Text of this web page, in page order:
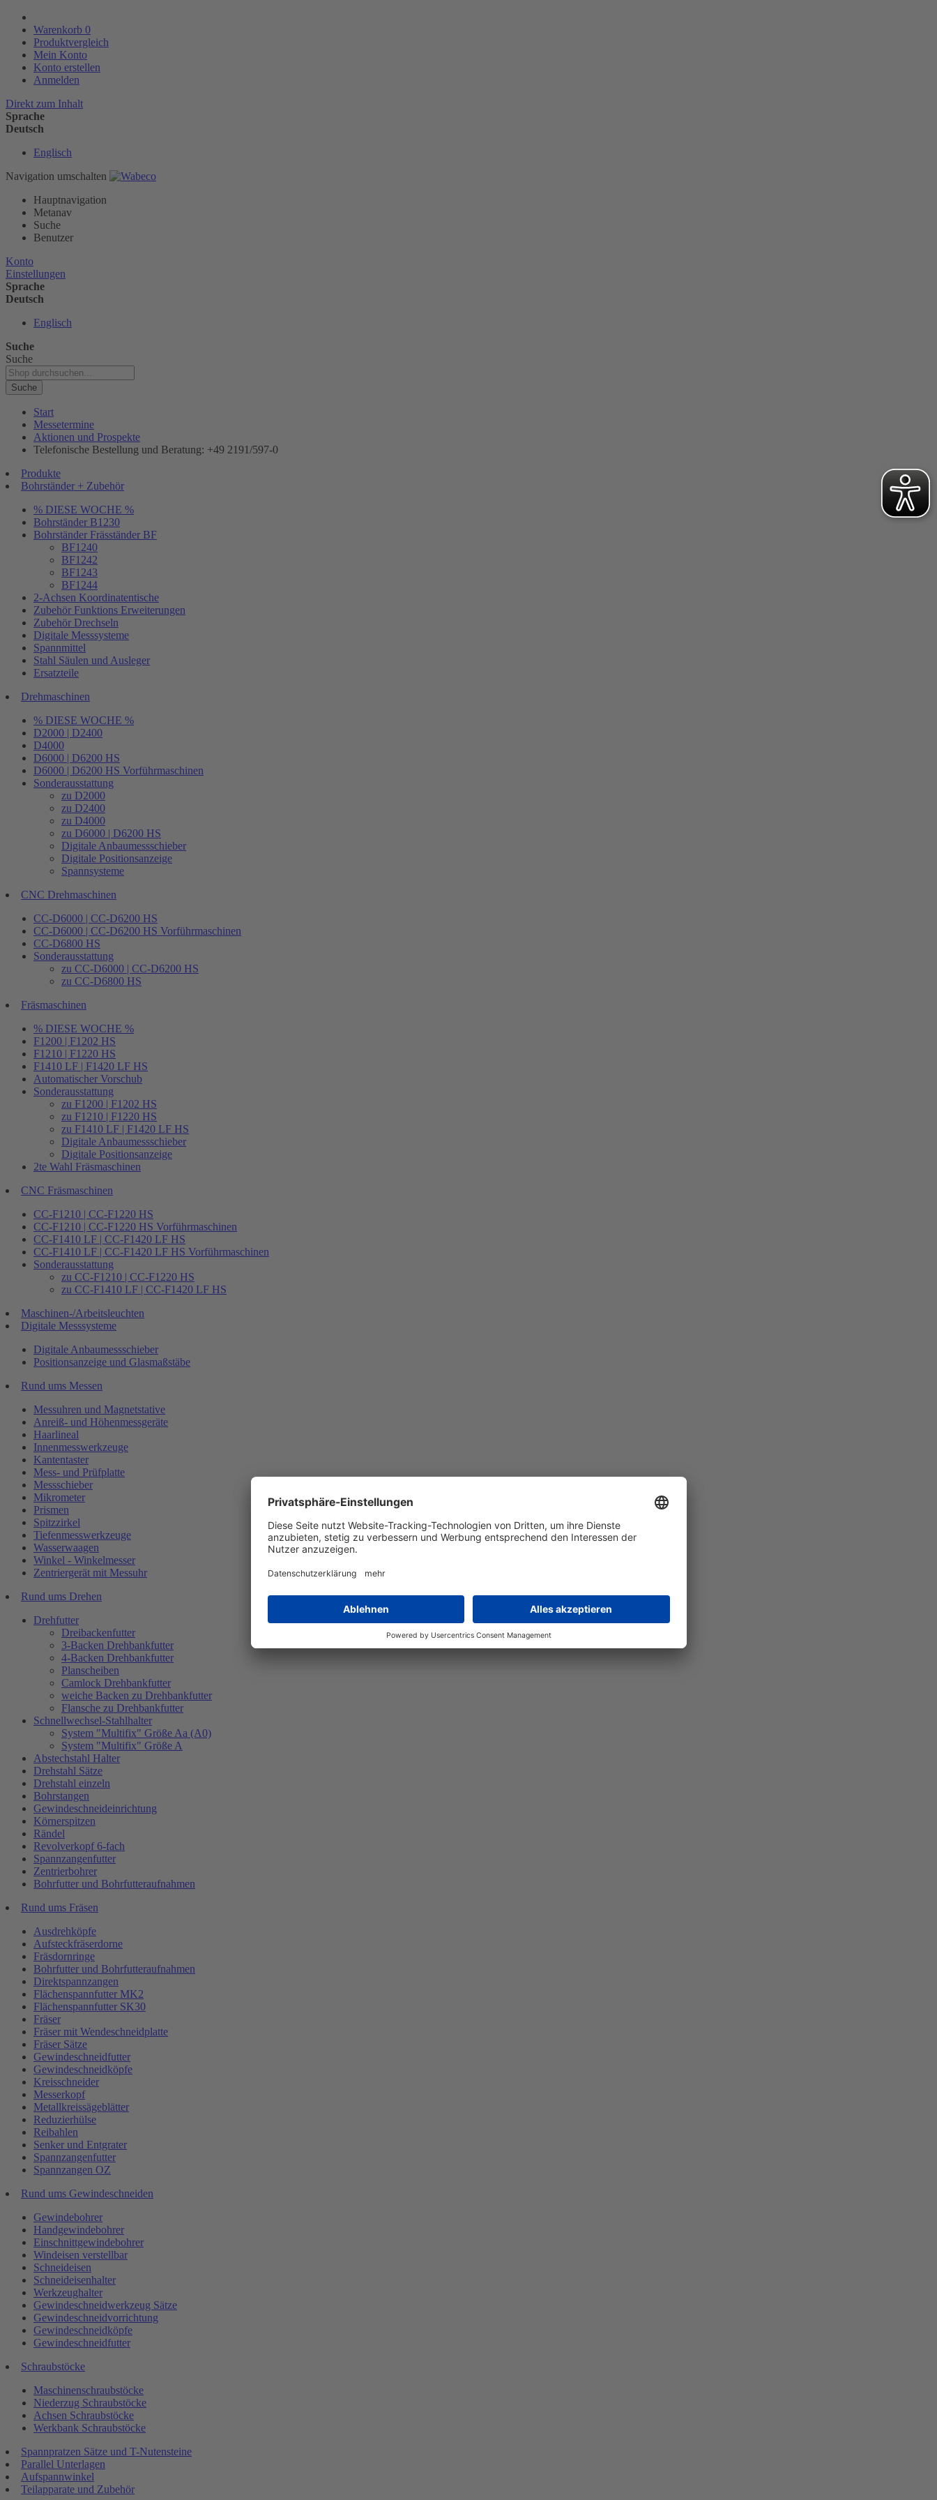
Warenkorb 0
Produktvergleich
Mein Konto
Konto erstellen
Anmelden
Direkt zum Inhalt
Sprache
Deutsch
Englisch
Navigation umschalten
Hauptnavigation
Metanav
Suche
Benutzer
Konto
Einstellungen
Sprache
Deutsch
Englisch
Suche
Suche
Suche
Start
Messetermine
Aktionen und Prospekte
Telefonische Bestellung und Beratung: +49 2191/597-0
Produkte
Bohrständer + Zubehör
% DIESE WOCHE %
Bohrständer B1230
Bohrständer Fräsständer BF
BF1240
BF1242
BF1243
BF1244
2-Achsen Koordinatentische
Zubehör Funktions Erweiterungen
Zubehör Drechseln
Digitale Messsysteme
Spannmittel
Stahl Säulen und Ausleger
Ersatzteile
Drehmaschinen
% DIESE WOCHE %
D2000 | D2400
D4000
D6000 | D6200 HS
D6000 | D6200 HS Vorführmaschinen
Sonderausstattung
zu D2000
zu D2400
zu D4000
zu D6000 | D6200 HS
Digitale Anbaumessschieber
Digitale Positionsanzeige
Spannsysteme
CNC Drehmaschinen
CC-D6000 | CC-D6200 HS
CC-D6000 | CC-D6200 HS Vorführmaschinen
CC-D6800 HS
Sonderausstattung
zu CC-D6000 | CC-D6200 HS
zu CC-D6800 HS
Fräsmaschinen
% DIESE WOCHE %
F1200 | F1202 HS
F1210 | F1220 HS
F1410 LF | F1420 LF HS
Automatischer Vorschub
Sonderausstattung
zu F1200 | F1202 HS
zu F1210 | F1220 HS
zu F1410 LF | F1420 LF HS
Digitale Anbaumessschieber
Digitale Positionsanzeige
2te Wahl Fräsmaschinen
CNC Fräsmaschinen
CC-F1210 | CC-F1220 HS
CC-F1210 | CC-F1220 HS Vorführmaschinen
CC-F1410 LF | CC-F1420 LF HS
CC-F1410 LF | CC-F1420 LF HS Vorführmaschinen
Sonderausstattung
zu CC-F1210 | CC-F1220 HS
zu CC-F1410 LF | CC-F1420 LF HS
Maschinen-/Arbeitsleuchten
Digitale Messsysteme
Digitale Anbaumessschieber
Positionsanzeige und Glasmaßstäbe
Rund ums Messen
Messuhren und Magnetstative
Anreiß- und Höhenmessgeräte
Haarlineal
Innenmesswerkzeuge
Kantentaster
Mess- und Prüfplatte
Messschieber
Mikrometer
Prismen
Spitzzirkel
Tiefenmesswerkzeuge
Wasserwaagen
Winkel - Winkelmesser
Zentriergerät mit Messuhr
Rund ums Drehen
Drehfutter
Dreibackenfutter
3-Backen Drehbankfutter
4-Backen Drehbankfutter
Planscheiben
Camlock Drehbankfutter
weiche Backen zu Drehbankfutter
Flansche zu Drehbankfutter
Schnellwechsel-Stahlhalter
System "Multifix" Größe Aa (A0)
System "Multifix" Größe A
Abstechstahl Halter
Drehstahl Sätze
Drehstahl einzeln
Bohrstangen
Gewindeschneideinrichtung
Körnerspitzen
Rändel
Revolverkopf 6-fach
Spannzangenfutter
Zentrierbohrer
Bohrfutter und Bohrfutteraufnahmen
Rund ums Fräsen
Ausdrehköpfe
Aufsteckfräserdorne
Fräsdornringe
Bohrfutter und Bohrfutteraufnahmen
Direktspannzangen
Flächenspannfutter MK2
Flächenspannfutter SK30
Fräser
Fräser mit Wendeschneidplatte
Fräser Sätze
Gewindeschneidfutter
Gewindeschneidköpfe
Kreisschneider
Messerkopf
Metallkreissägeblätter
Reduzierhülse
Reibahlen
Senker und Entgrater
Spannzangenfutter
Spannzangen OZ
Rund ums Gewindeschneiden
Gewindebohrer
Handgewindebohrer
Einschnittgewindebohrer
Windeisen verstellbar
Schneideisen
Schneideisenhalter
Werkzeughalter
Gewindeschneidwerkzeug Sätze
Gewindeschneidvorrichtung
Gewindeschneidköpfe
Gewindeschneidfutter
Schraubstöcke
Maschinenschraubstöcke
Niederzug Schraubstöcke
Achsen Schraubstöcke
Werkbank Schraubstöcke
Spannpratzen Sätze und T-Nutensteine
Parallel Unterlagen
Aufspannwinkel
Teilapparate und Zubehör